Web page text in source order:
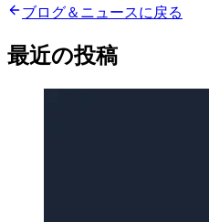
ブログ＆ニュースに戻る
最近の投稿